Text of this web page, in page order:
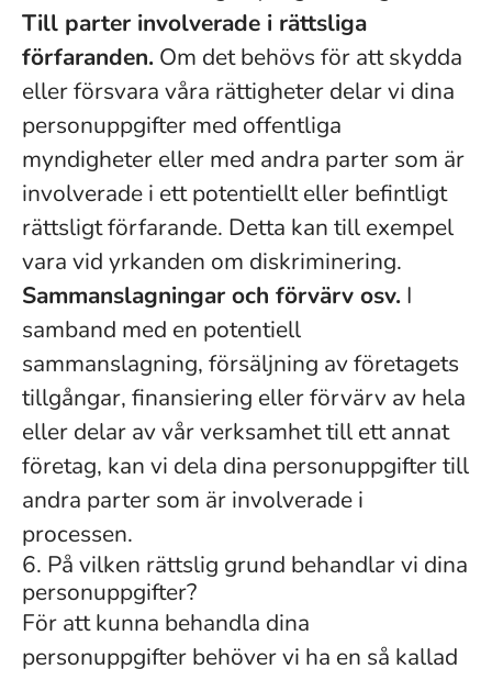
Till parter involverade i rättsliga
förfaranden. Om det behövs för att skydda
eller försvara våra rättigheter delar vi dina
personuppgifter med offentliga
myndigheter eller med andra parter som är
involverade i ett potentiellt eller befintligt
rättsligt förfarande. Detta kan till exempel
vara vid yrkanden om diskriminering.
Sammanslagningar och förvärv osv. I
samband med en potentiell
sammanslagning, försäljning av företagets
tillgångar, finansiering eller förvärv av hela
eller delar av vår verksamhet till ett annat
företag, kan vi dela dina personuppgifter till
andra parter som är involverade i
processen.
6. På vilken rättslig grund behandlar vi dina
personuppgifter?
För att kunna behandla dina
personuppgifter behöver vi ha en så kallad